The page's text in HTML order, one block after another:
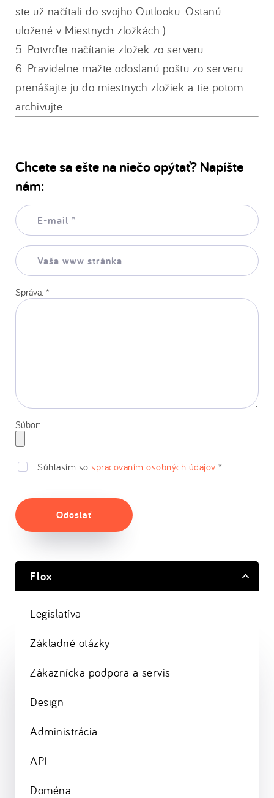
ste už načítali do svojho Outlooku. Ostanú
uložené v Miestnych zložkách.)
5. Potvrďte načítanie zložek zo serveru.
6. Pravidelne mažte odoslanú poštu zo serveru:
prenášajte ju do miestnych zložiek a tie potom
archivujte.
Chcete sa ešte na niečo opýtať? Napíšte
nám:
E-
mail:
Vaša
www
stránka:
Správa: *
Súbor:
Súhlasím so spracovaním osobných údajov *
Odoslať
Flox
Legislatíva
Základné otázky
Zákaznícka podpora a servis
Design
Administrácia
API
Doména